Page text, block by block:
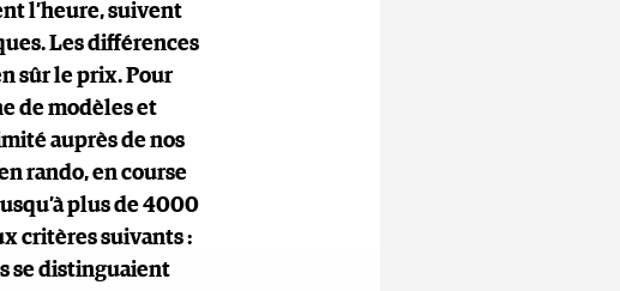
l’heure, suivent
Les différences
sûr le prix. Pour
de modèles et
auprès de nos
rando, en course
plus de 4000
critères suivants :
se distinguaient